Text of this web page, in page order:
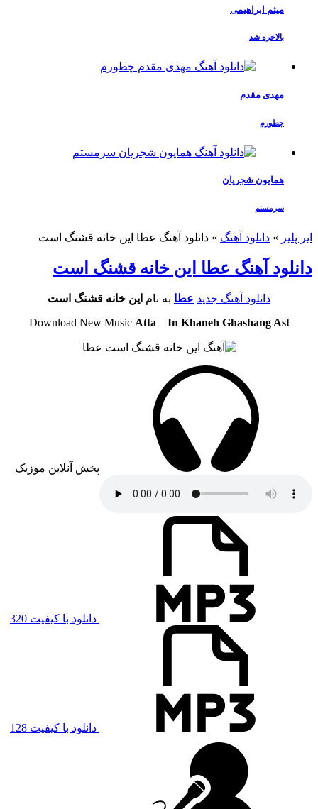
میثم ابراهیمی
بالاخره شد
مهدی مقدم
چطورم
همایون شجریان
سرمستم
ایر پلیر » دانلود آهنگ » دانلود آهنگ عطا این خانه قشنگ است
دانلود آهنگ عطا این خانه قشنگ است
دانلود آهنگ جدید عطا به نام این خانه قشنگ است
Download New Music Atta– In Khaneh Ghashang Ast
پخش آنلاین موزیک
دانلود با کیفیت 320
دانلود با کیفیت 128